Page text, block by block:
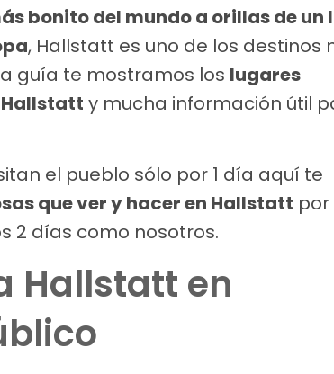
bonito del mundo a orillas de un
, Hallstatt es uno de los destinos
guía te mostramos los lugares
y mucha información útil
el pueblo sólo por 1 día aquí te
que ver y hacer en Hallstatt por
2 días como nosotros.
Hallstatt en